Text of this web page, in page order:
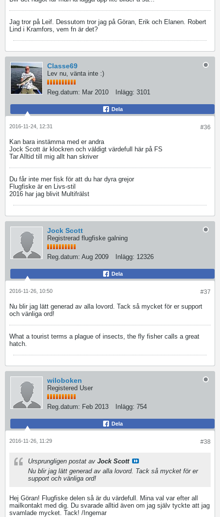
Jag tror på Leif. Dessutom tror jag på Göran, Erik och Elanen. Robert
Lind i Kramfors, vem fn är det?
Classe69
Lev nu, vänta inte :)
Reg.datum: Mar 2010 Inlägg: 3101
Dela
#36
2016-11-24, 12:31
Kan bara instämma med er andra
Jock Scott är klockren och väldigt värdefull här på FS
Tar Alltid till mig allt han skriver
Du får inte mer fisk för att du har dyra grejor
Flugfiske är en Livs-stil
2016 har jag blivit Multifrälst
Jock Scott
Registrerad flugfiske galning
Reg.datum: Aug 2009 Inlägg: 12326
Dela
#37
2016-11-26, 10:50
Nu blir jag lätt generad av alla lovord. Tack så mycket för er support
och vänliga ord!
What a tourist terms a plague of insects, the fly fisher calls a great
hatch.
wiloboken
Registered User
Reg.datum: Feb 2013 Inlägg: 754
Dela
#38
2016-11-26, 11:29
Ursprungligen postat av Jock Scott
Nu blir jag lätt generad av alla lovord. Tack så mycket för er
support och vänliga ord!
Hej Göran! Flugfiske delen så är du värdefull. Mina val var efter all
mailkontakt med dig. Du svarade alltid även om jag själv tyckte att jag
svamlade mycket. Tack! /Ingemar